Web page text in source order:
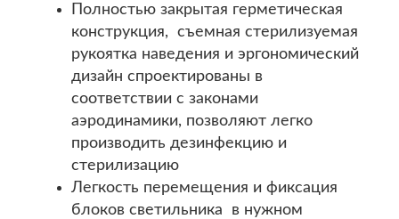
Полностью закрытая герметическая
конструкция, съемная стерилизуемая
рукоятка наведения и эргономический
дизайн спроектированы в
соответствии с законами
аэродинамики, позволяют легко
производить дезинфекцию и
стерилизацию
Легкость перемещения и фиксация
блоков светильника в нужном